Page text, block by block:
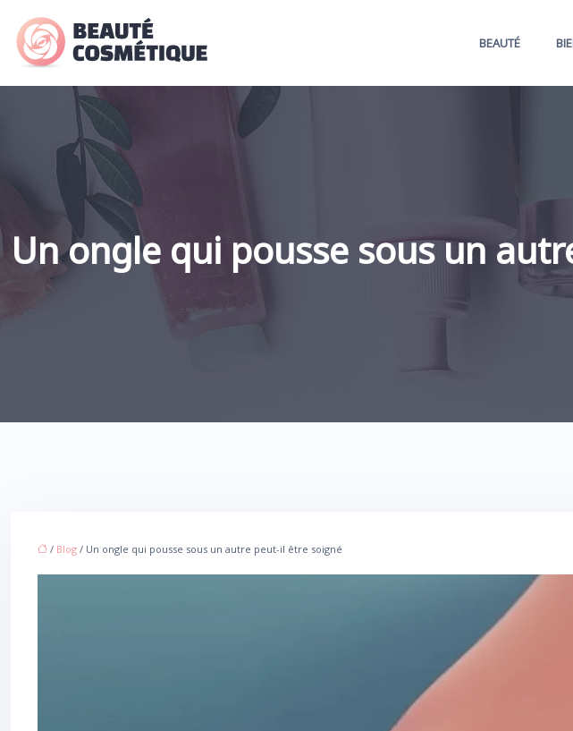
BEAUTÉ
Un ongle qui pousse sous un
/ Blog / Un ongle qui pousse sous un autre peut-il être soigné